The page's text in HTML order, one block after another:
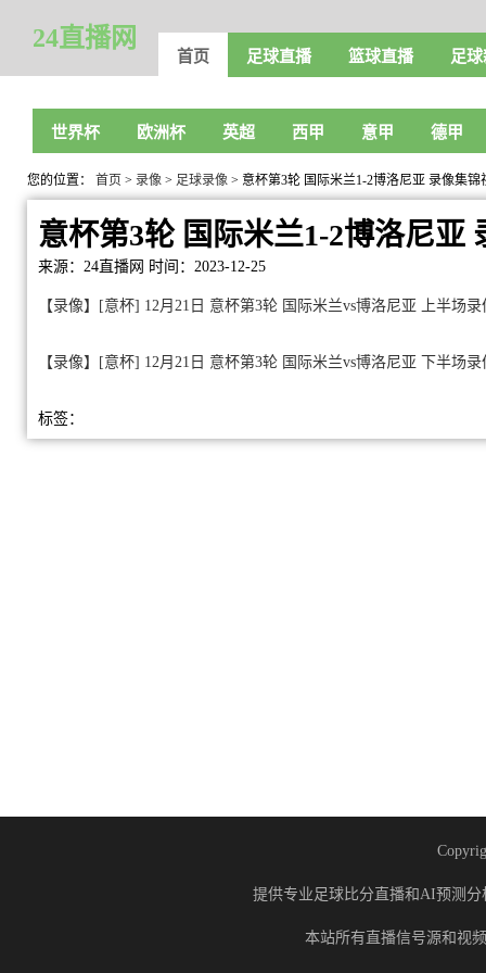
24直播网
首页 足球直播 篮球直播 足
世界杯 欧洲杯 英超 西甲 意甲 德甲
您的位置： 首页 > 录像 > 足球录像 > 意杯第3轮 国际米兰1-2博洛尼亚 录像集锦
意杯第3轮 国际米兰1-2博洛尼亚
来源：24直播网 时间：2023-12-25
【录像】[意杯] 12月21日 意杯第3轮 国际米兰vs博洛尼亚 上半场录
【录像】[意杯] 12月21日 意杯第3轮 国际米兰vs博洛尼亚 下半场录
标签：
提供专业足球比分直播和AI预测
本站所有直播信号源和视